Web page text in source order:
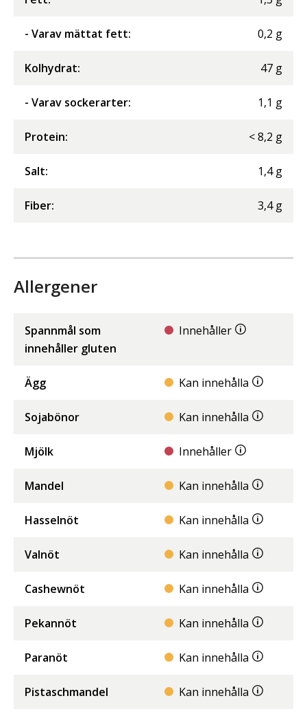
- Varav mättat fett: 0,2 g
Kolhydrat: 47 g
- Varav sockerarter: 1,1 g
Protein: <8,2 g
Salt: 1,4 g
Fiber: 3,4 g
Allergener
Spannmål som
innehåller gluten
Innehåller
Ägg Kan innehålla
Sojabönor Kan innehålla
Mjölk Innehåller
Mandel Kan innehålla
Hasselnöt Kan innehålla
Valnöt Kan innehålla
Cashewnöt Kan innehålla
Pekannöt Kan innehålla
Paranöt Kan innehålla
Pistaschmandel Kan innehålla